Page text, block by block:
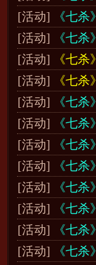
[活动]
《七
[活动]
《七
[活动]
《七
[活动]
《七
[活动]
《七
[活动]
《七
[活动]
《七
[活动]
《七
[活动]
《七
[活动]
《七
[活动]
《七
[活动]
《七